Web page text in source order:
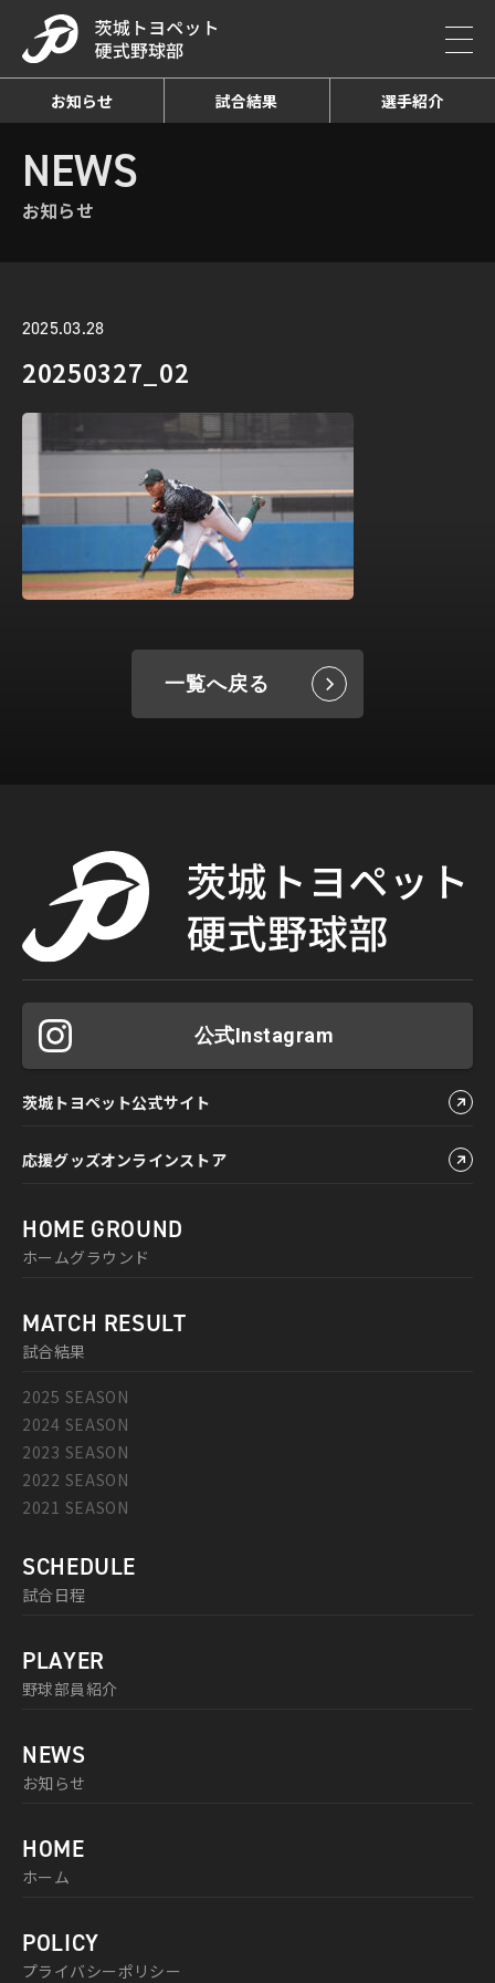
お知らせ 試合結果 選手紹介
HOME お知らせ詳細
NEWS
お知らせ
2025.03.28
20250327_02
一覧へ戻る
公式Instagram
茨城トヨペット公式サイト
応援グッズオンラインストア
HOME GROUND
ホームグラウンド
MATCH RESULT
試合結果
2025 SEASON
2024 SEASON
2023 SEASON
2022 SEASON
2021 SEASON
SCHEDULE
試合日程
PLAYER
野球部員紹介
NEWS
お知らせ
HOME
ホーム
POLICY
プライバシーポリシー